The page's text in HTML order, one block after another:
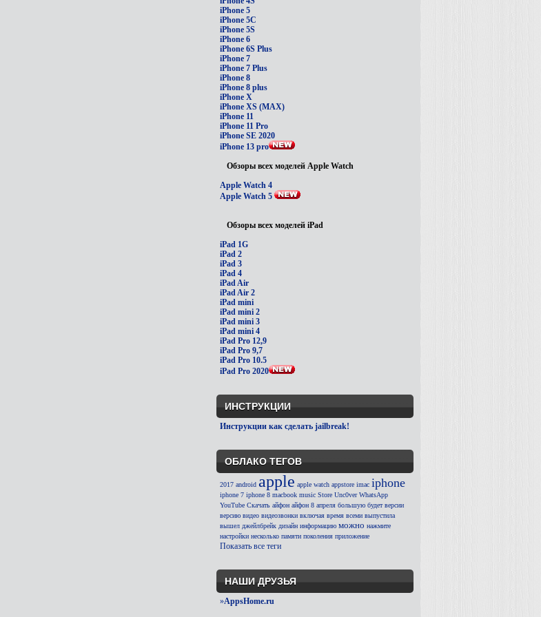
iPhone 5
iPhone 5C
iPhone 5S
iPhone 6
iPhone 6S Plus
iPhone 7
iPhone 7 Plus
iPhone 8
iPhone 8 plus
iPhone X
iPhone XS (MAX)
iPhone 11
iPhone 11 Pro
iPhone SE 2020
iPhone 13 pro
Обзоры всех моделей Apple Watch
Apple Watch 4
Apple Watch 5
Обзоры всех моделей iPad
iPad 1G
iPad 2
iPad 3
iPad 4
iPad Air
iPad Air 2
iPad mini
iPad mini 2
iPad mini 3
iPad mini 4
iPad Pro 12,9
iPad Pro 9,7
iPad Pro 10.5
iPad Pro 2020
ИНСТРУКЦИИ
Инструкции как сделать jailbreak!
ОБЛАКО ТЕГОВ
2017 android apple apple watch appstore imac iphone
iphone 7 iphone 8 macbook music Store Unc0ver WhatsApp
YouTube Скачать айфон айфон 8 апреля большую будет версии
версию видео видеозвонки включая время всеми выпустила
вышел джейлбрейк дизайн информацию можно нажмите
настройки несколько памяти поколения приложение
Показать все теги
НАШИ ДРУЗЬЯ
»AppsHome.ru